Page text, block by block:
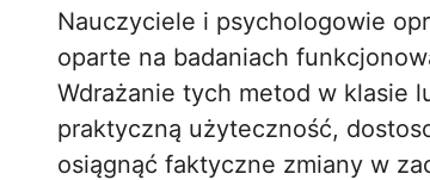
Nauczyciele i psychologowie
oparte na badaniach
Wdrażanie tych metod w klasie
praktyczną użyteczność,
osiągnąć faktyczne zmiany w